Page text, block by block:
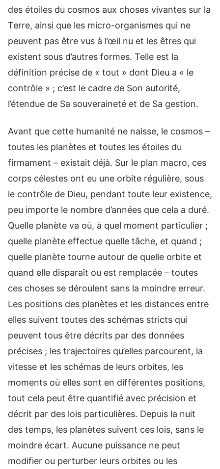
des étoiles du cosmos aux choses vivantes sur la
Terre, ainsi que les micro-organismes qui ne
peuvent pas être vus à l’œil nu et les êtres qui
existent sous d’autres formes. Telle est la
définition précise de « tout » dont Dieu a « le
contrôle » ; c’est le cadre de Son autorité,
l’étendue de Sa souveraineté et de Sa gestion.
Avant que cette humanité ne naisse, le cosmos –
toutes les planètes et toutes les étoiles du
firmament – existait déjà. Sur le plan macro, ces
corps célestes ont eu une orbite régulière, sous
le contrôle de Dieu, pendant toute leur existence,
peu importe le nombre d’années que cela a duré.
Quelle planète va où, à quel moment particulier ;
quelle planète effectue quelle tâche, et quand ;
quelle planète tourne autour de quelle orbite et
quand elle disparaît ou est remplacée – toutes
ces choses se déroulent sans la moindre erreur.
Les positions des planètes et les distances entre
elles suivent toutes des schémas stricts qui
peuvent tous être décrits par des données
précises ; les trajectoires qu’elles parcourent, la
vitesse et les schémas de leurs orbites, les
moments où elles sont en différentes positions,
tout cela peut être quantifié avec précision et
décrit par des lois particulières. Depuis la nuit
des temps, les planètes suivent ces lois, sans le
moindre écart. Aucune puissance ne peut
modifier ou perturber leurs orbites ou les